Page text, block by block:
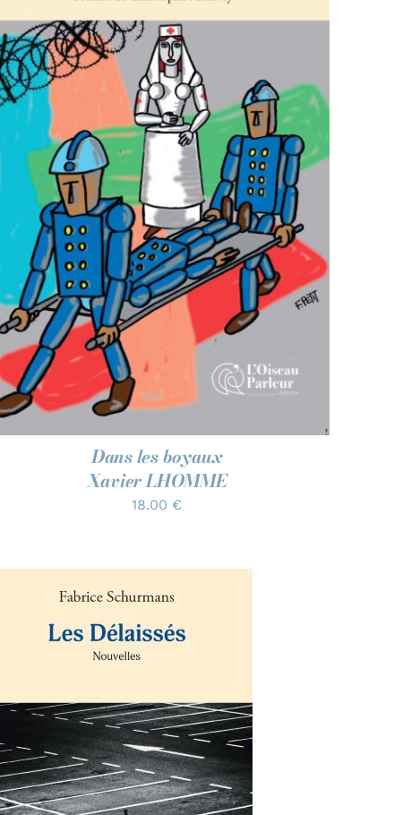
AJOUTER AU PANIER / APERÇU
Dans les boyaux
Xavier LHOMME
18.00 €
AJOUTER AU PANIER / APERÇU